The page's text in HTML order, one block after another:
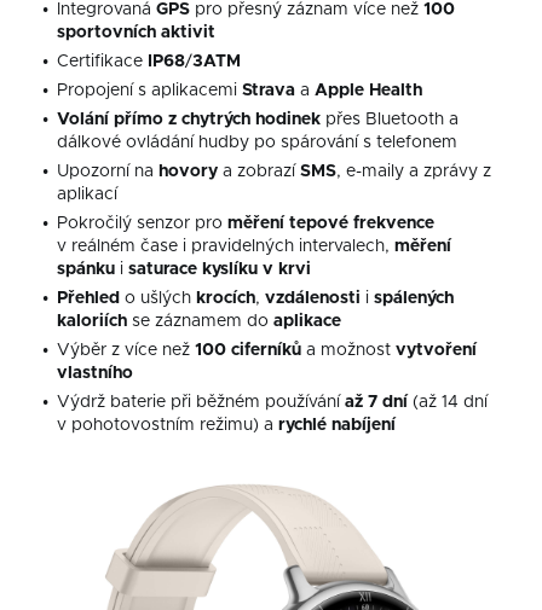
Integrovaná GPS pro přesný záznam více než 100
sportovních aktivit
Certifikace
IP68/3ATM
Propojení s aplikacemi Strava a Apple Health
Volání přímo z chytrých hodinek přes Bluetooth a
dálkové ovládání hudby po spárování s telefonem
Upozorní na hovory a zobrazí SMS, e-maily a zprávy z
aplikací
Pokročilý senzor pro měření tepové frekvence
v reálném čase i pravidelných intervalech, měření
spánku i saturace kyslíku v krvi
Přehled o ušlých krocích, vzdálenosti i spálených
kaloriích se záznamem do aplikace
Výběr z více než 100 ciferníků a možnost vytvoření
vlastního
Výdrž baterie při běžném používání až 7 dní (až 14 dní
v pohotovostním režimu) a rychlé nabíjení